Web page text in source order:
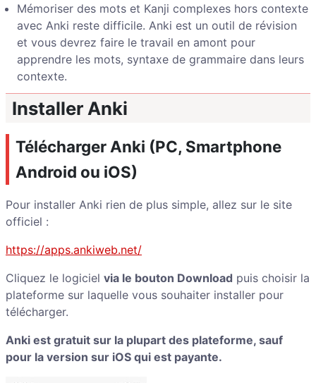
Mémoriser des mots et Kanji complexes hors contexte
avec Anki reste difficile. Anki est un outil de révision
et vous devrez faire le travail en amont pour
apprendre les mots, syntaxe de grammaire dans leurs
contexte.
Installer Anki
Télécharger Anki (PC, Smartphone
Android ou iOS)
Pour installer Anki rien de plus simple, allez sur le site
officiel :
https://apps.ankiweb.net/
Cliquez le logiciel via le bouton Download puis choisir la
plateforme sur laquelle vous souhaiter installer pour
télécharger.
Anki est gratuit sur la plupart des plateforme, sauf
pour la version sur iOS qui est payante.